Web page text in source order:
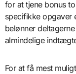
for at tjene bonus
specifikke opgaver
belønner
almindelige
For at få mest